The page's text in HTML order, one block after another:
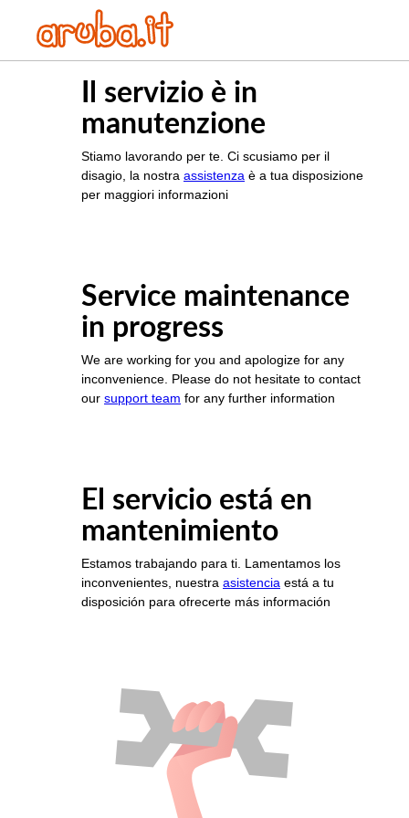
Il servizio è in
manutenzione
Stiamo lavorando per te. Ci scusiamo per il
disagio, la nostra assistenza è a tua disposizione
per maggiori informazioni
Service maintenance
in progress
We are working for you and apologize for any
inconvenience. Please do not hesitate to contact
our support team for any further information
El servicio está en
mantenimiento
Estamos trabajando para ti. Lamentamos los
inconvenientes, nuestra asistencia está a tu
disposición para ofrecerte más información